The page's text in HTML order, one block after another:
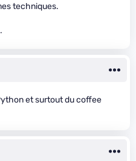
techniques.
et surtout du coffee